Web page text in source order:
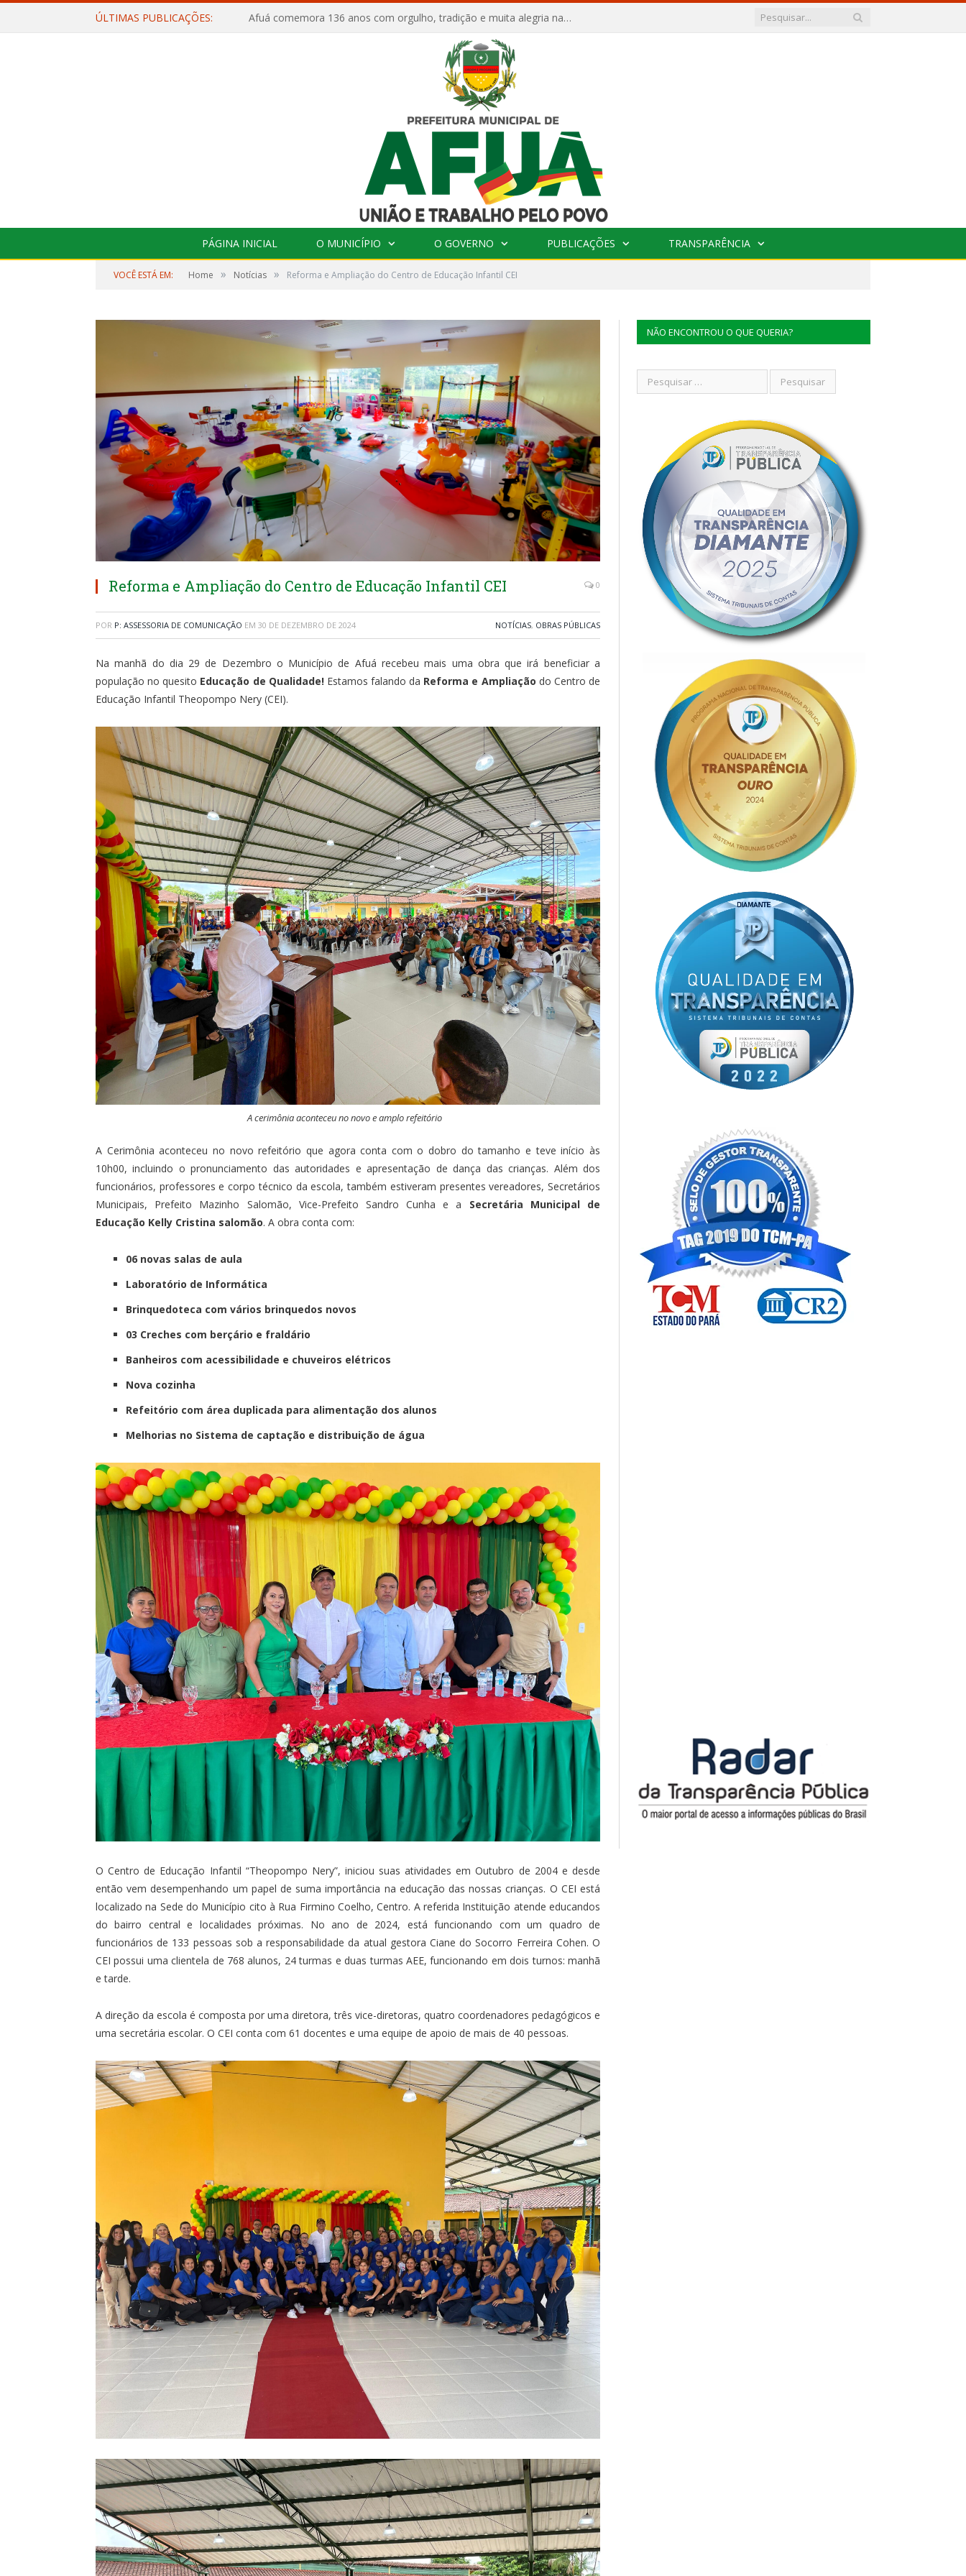
ÚLTIMAS PUBLICAÇÕES: Afuá comemora 136 anos com orgulho, tradição e muita alegria na Quadra Dr. Nelson Salomão
PÁGINA INICIAL O MUNICÍPIO O GOVERNO PUBLICAÇÕES TRANSPARÊNCIA
VOCÊ ESTÁ EM: Home » Notícias » Reforma e Ampliação do Centro de Educação Infantil CEI
Reforma e Ampliação do Centro de Educação Infantil CEI 0
POR P: ASSESSORIA DE COMUNICAÇÃO EM 30 DE DEZEMBRO DE 2024 NOTÍCIAS, OBRAS PÚBLICAS
Na manhã do dia 29 de Dezembro o Município de Afuá recebeu mais uma obra que irá beneficiar a
população no quesito Educação de Qualidade!Estamos falando da Reforma e Ampliação do Centro de
Educação Infantil Theopompo Nery (CEI).
A cerimônia aconteceu no novo e amplo refeitório
A Cerimônia aconteceu no novo refeitório que agora conta com o dobro do tamanho e teve início às
10h00, incluindo o pronunciamento das autoridades e apresentação de dança das crianças. Além dos
funcionários, professores e corpo técnico da escola, também estiveram presentes vereadores, Secretários
Municipais, Prefeito Mazinho Salomão, Vice-Prefeito Sandro Cunha e a Secretária Municipal de
Educação Kelly Cristina salomão. A obra conta com:
06 novas salas de aula
Laboratório de Informática
Brinquedoteca com vários brinquedos novos
03 Creches com berçário e fraldário
Banheiros com acessibilidade e chuveiros elétricos
Nova cozinha
Refeitório com área duplicada para alimentação dos alunos
Melhorias no Sistema de captação e distribuição de água
O Centro de Educação Infantil “Theopompo Nery”, iniciou suas atividades em Outubro de 2004 e desde
então vem desempenhando um papel de suma importância na educação das nossas crianças. O CEI está
localizado na Sede do Município cito à Rua Firmino Coelho, Centro. A referida Instituição atende educandos
do bairro central e localidades próximas. No ano de 2024, está funcionando com um quadro de
funcionários de 133 pessoas sob a responsabilidade da atual gestora Ciane do Socorro Ferreira Cohen. O
CEI possui uma clientela de 768 alunos, 24 turmas e duas turmas AEE, funcionando em dois turnos: manhã
e tarde.
A direção da escola é composta por uma diretora, três vice-diretoras, quatro coordenadores pedagógicos e
uma secretária escolar. O CEI conta com 61 docentes e uma equipe de apoio de mais de 40 pessoas.
NÃO ENCONTROU O QUE QUERIA?